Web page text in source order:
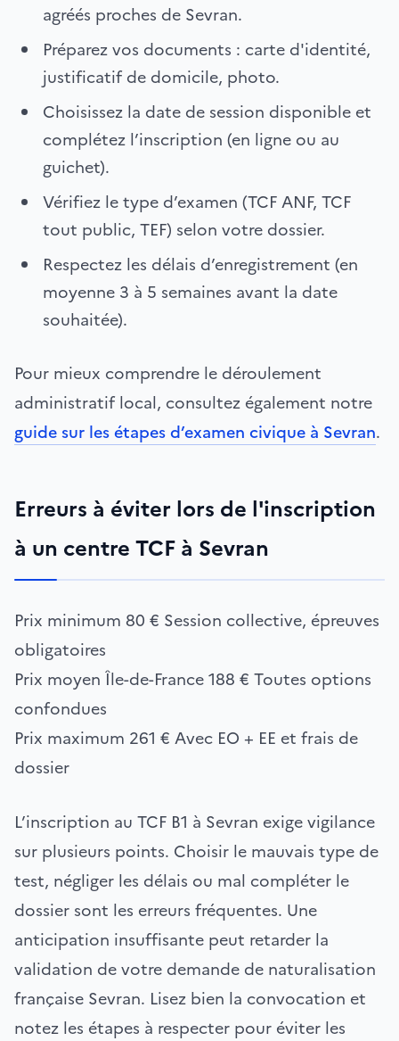
agréés proches de Sevran.
Préparez vos documents : carte d'identité,
justificatif de domicile, photo.
Choisissez la date de session disponible et
complétez l’inscription (en ligne ou au
guichet).
Vérifiez le type d’examen (TCF ANF, TCF
tout public, TEF) selon votre dossier.
Respectez les délais d’enregistrement (en
moyenne 3 à 5 semaines avant la date
souhaitée).
Pour mieux comprendre le déroulement
administratif local, consultez également notre
guide sur les étapes d’examen civique à Sevran.
Erreurs à éviter lors de l'inscription
à un centre TCF à Sevran
Prix minimum 80 € Session collective, épreuves
obligatoires
Prix moyen Île-de-France188 € Toutes options
confondues
Prix maximum 261 € Avec EO + EE et frais de
dossier
L’inscription au TCF B1 à Sevran exige vigilance
sur plusieurs points. Choisir le mauvais type de
test, négliger les délais ou mal compléter le
dossier sont les erreurs fréquentes. Une
anticipation insuffisante peut retarder la
validation de votre demande de naturalisation
française Sevran. Lisez bien la convocation et
notez les étapes à respecter pour éviter les